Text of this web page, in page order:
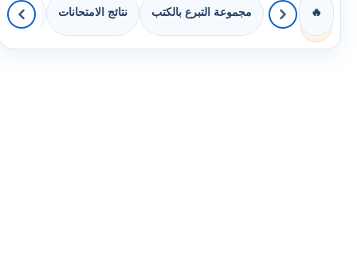
🔥 مجموعة التبرع بالكتب نتائج الامتحانات